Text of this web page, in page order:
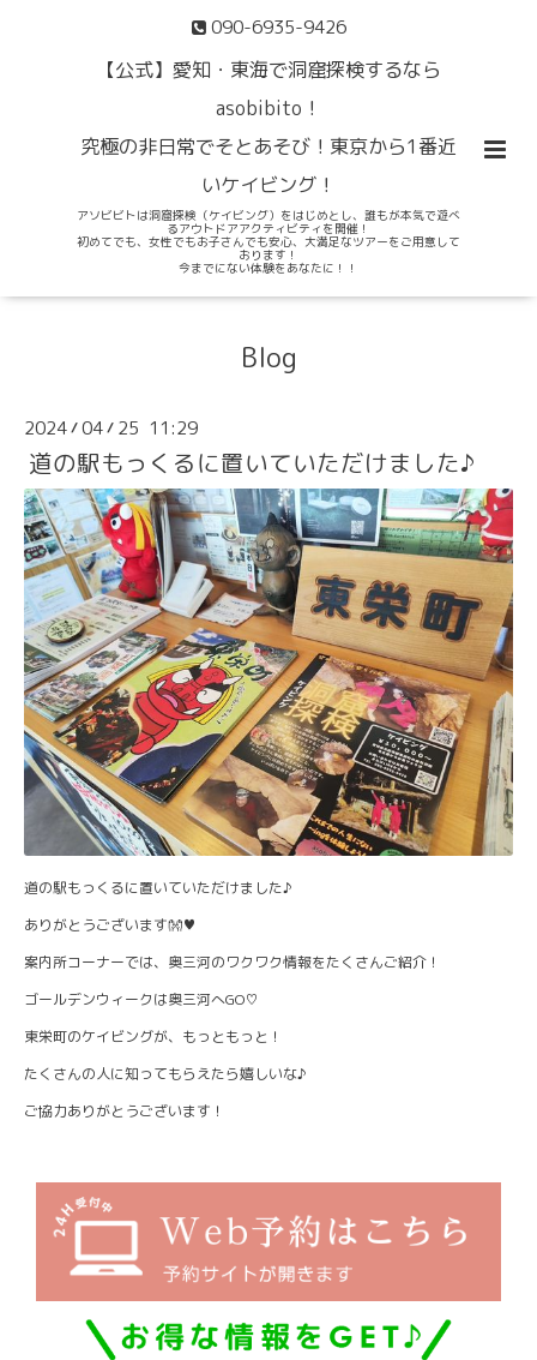
090-6935-9426
【公式】愛知・東海で洞窟探検するなら
asobibito！
究極の非日常でそとあそび！東京から1番近
いケイビング！
アソビビトは洞窟探検（ケイビング）をはじめとし、誰もが本気で遊べ
るアウトドアアクティビティを開催！
初めてでも、女性でもお子さんでも安心、大満足なツアーをご用意して
おります！
今までにない体験をあなたに！！
Blog
2024/04/ 25 11:29
道の駅もっくるに置いていただけました♪
道の駅もっくるに置いていただけました♪
ありがとうございます👐♥
案内所コーナーでは、奥三河のワクワク情報をたくさんご紹介！
ゴールデンウィークは奥三河へGO♡
東栄町のケイビングが、もっともっと！
たくさんの人に知ってもらえたら嬉しいな♪
ご協力ありがとうございます！